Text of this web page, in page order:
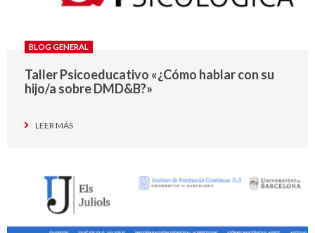
BLOG GENERAL
Taller Psicoeducativo «¿Cómo hablar con su
hijo/a sobre DMD&B?»
LEER MÁS